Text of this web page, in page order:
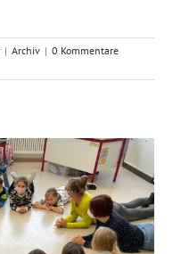
| Archiv | 0 Kommentare